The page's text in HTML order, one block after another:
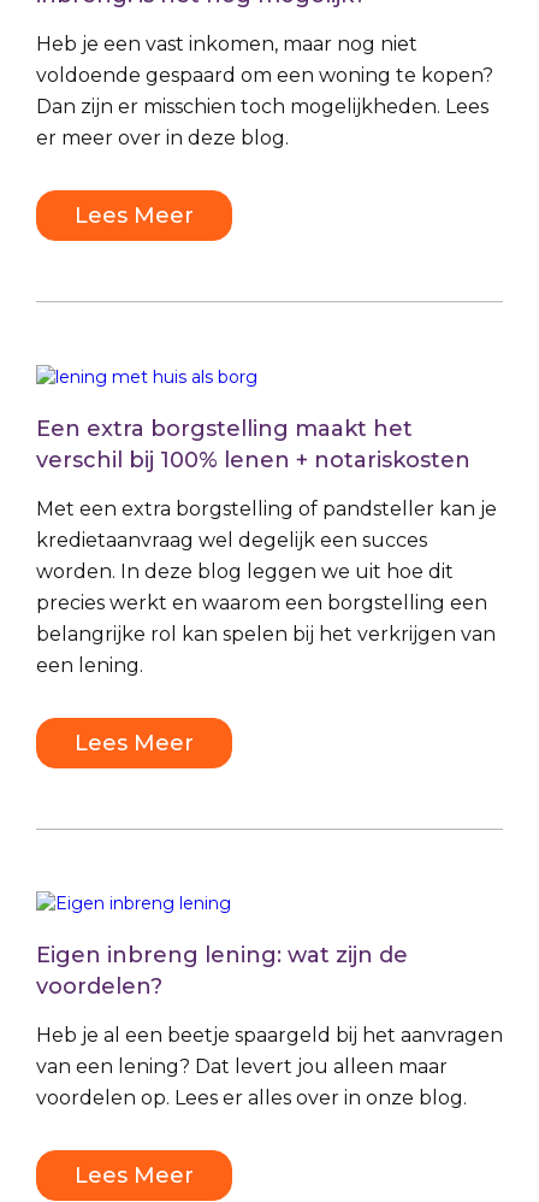
Heb je een vast inkomen, maar nog niet
voldoende gespaard om een woning te kopen?
Dan zijn er misschien toch mogelijkheden. Lees
er meer over in deze blog.
Lees Meer
Een extra borgstelling maakt het
verschil bij 100% lenen + notariskosten
Met een extra borgstelling of pandsteller kan je
kredietaanvraag wel degelijk een succes
worden. In deze blog leggen we uit hoe dit
precies werkt en waarom een borgstelling een
belangrijke rol kan spelen bij het verkrijgen van
een lening.
Lees Meer
Eigen inbreng lening: wat zijn de
voordelen?
Heb je al een beetje spaargeld bij het aanvragen
van een lening? Dat levert jou alleen maar
voordelen op. Lees er alles over in onze blog.
Lees Meer